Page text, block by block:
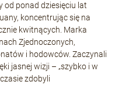
od ponad dziesięciu lat
koncentrując się na
kwitnących. Marka
Zjednoczonych,
i hodowców. Zaczynali
jasnej wizji – „szybko i w
zdobyli